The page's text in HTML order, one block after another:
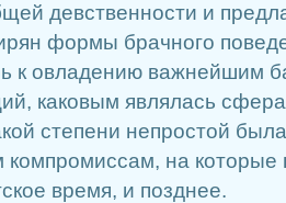
девственности и
формы брачного
к овладению важнейшим
каковым являлась
степени непростой
компромиссам, на которые
время, и позднее.